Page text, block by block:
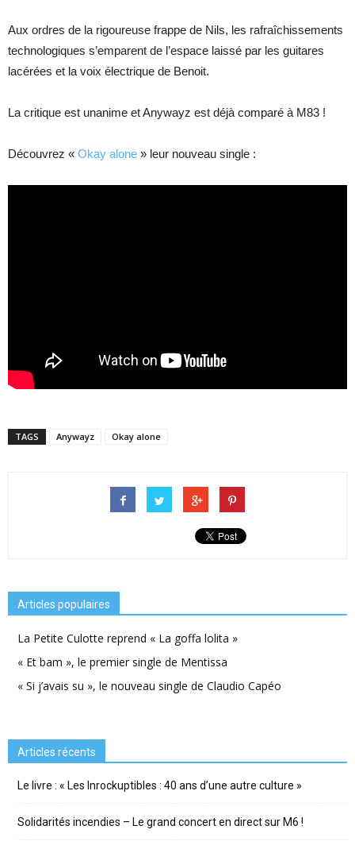
Aux ordres de la rigoureuse frappe de Nils, les rafraîchissements
technologiques s’emparent de l’espace laissé par les guitares
lacérées et la voix électrique de Benoit.
La critique est unanime et Anywayz est déjà comparé à M83 !
Découvrez « Okay alone » leur nouveau single :
TAGS Anywayz Okay alone
Articles populaires
La Petite Culotte reprend « La goffa lolita »
« Et bam », le premier single de Mentissa
« Si j’avais su », le nouveau single de Claudio Capéo
Articles récents
Le livre : « Les Inrockuptibles : 40 ans d’une autre culture »
Solidarités incendies – Le grand concert en direct sur M6 !